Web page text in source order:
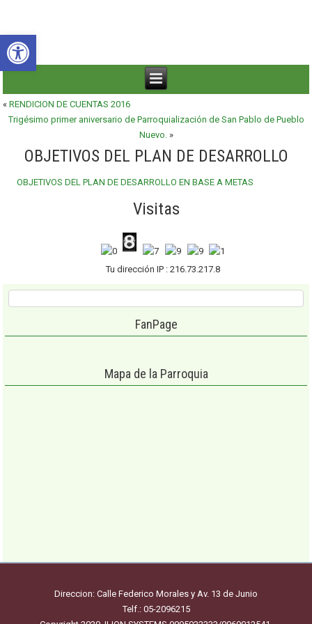
Abrir barra de herramientas
«RENDICION DE CUENTAS 2016
Trigésimo primer aniversario de Parroquialización de San Pablo de Pueblo
Nuevo.»
OBJETIVOS DEL PLAN DE DESARROLLO
OBJETIVOS DEL PLAN DE DESARROLLO EN BASE A METAS
Visitas
Tu dirección IP : 216.73.217.8
FanPage
Mapa de la Parroquia
Direccion: Calle Federico Morales y Av. 13 de Junio
Telf.: 05-2096215